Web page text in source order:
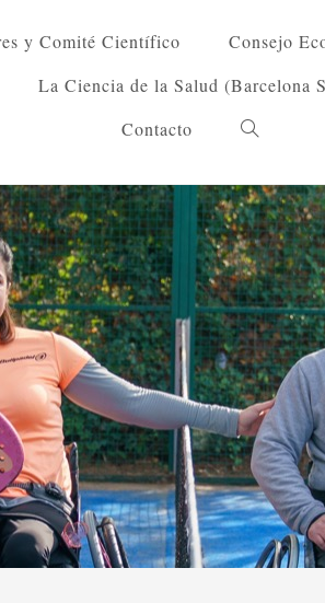
y Comité Científico Consejo
La Ciencia de la Salud (Barcelona
Contacto
Alternar
de
la
web